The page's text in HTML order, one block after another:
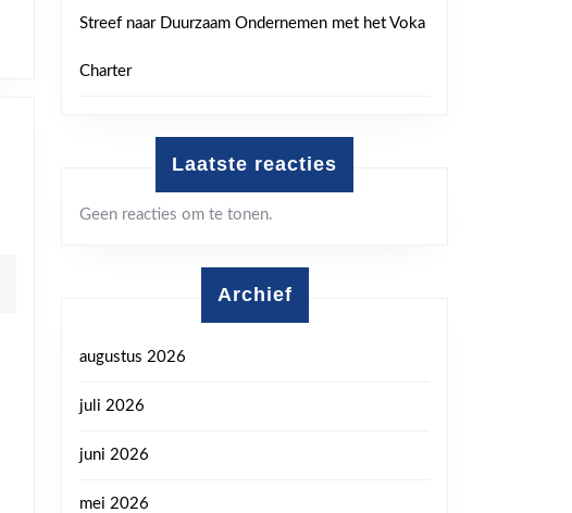
Streef naar Duurzaam Ondernemen met het Voka
Charter
Laatste reacties
Geen reacties om te tonen.
Archief
augustus 2026
juli 2026
juni 2026
mei 2026